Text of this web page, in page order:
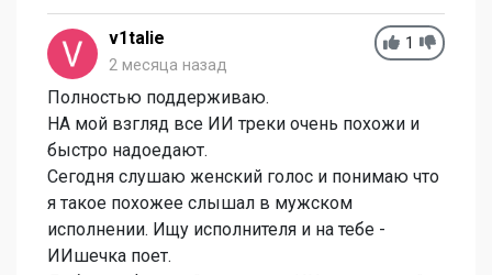
1
v1talie
2 месяца назад
Полностью поддерживаю.
НА мой взгляд все ИИ треки очень похожи и
быстро надоедают.
Сегодня слушаю женский голос и понимаю что
я такое похожее слышал в мужском
исполнении. Ищу исполнителя и на тебе -
ИИшечка поет.